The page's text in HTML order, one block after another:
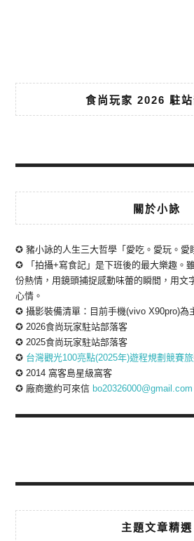
食尚玩家 2026 駐站
關於小詠
✪ 豬小詠的人生三大哲學「愛吃。愛玩。愛
✪ 「拍攝+寫食記」是下班後的最大樂趣。
份熱情，用鏡頭捕捉感動味蕾的瞬間，用文
心情。
✪ 攝影裝備清單：目前手機(vivo X90pro)為
✪ 2026食尚玩家駐站部落客
✪ 2025食尚玩家駐站部落客
✪ 台灣觀光100亮點(2025年)遊程規劃競賽
✪ 2014 窩客島星級窩客
✪ 廠商邀約可來信 bo20326000@gmail.com
主題文章精選